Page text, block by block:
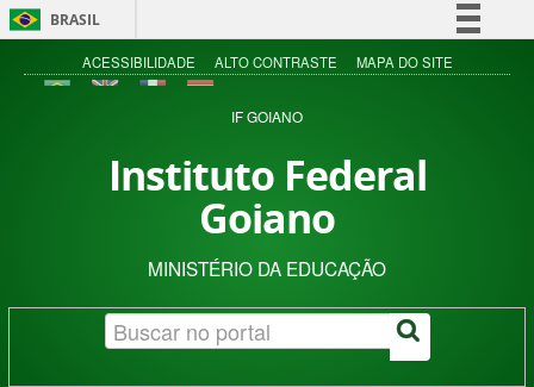
BRASIL
Simplifique!
Acesso à informação
ACESSIBILIDADE ALTO CONTRASTE MAPA DO SITE
IF GOIANO
Instituto Federal
Goiano
MINISTÉRIO DA EDUCAÇÃO